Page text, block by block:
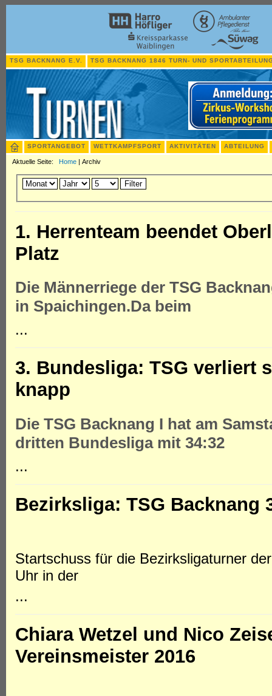
TSG BACKNANG E.V. TSG BACKNANG 1846 TURN- UND
SPORTANGEBOT WETTKAMPFSPORT AKTIVITÄTEN ABTEILUNG
Aktuelle Seite: Home | Archiv
Filter
1. Herrenteam beendet
Platz
Die Männerriege der TSG
in Spaichingen.Da beim
...
3. Bundesliga: TSG verliert
knapp
Die TSG Backnang I hat am
dritten Bundesliga mit 34:32
...
Bezirksliga: TSG Backnang
Startschuss für die Bezirksligaturner
Uhr in der
...
Chiara Wetzel und Nico
Vereinsmeister 2016